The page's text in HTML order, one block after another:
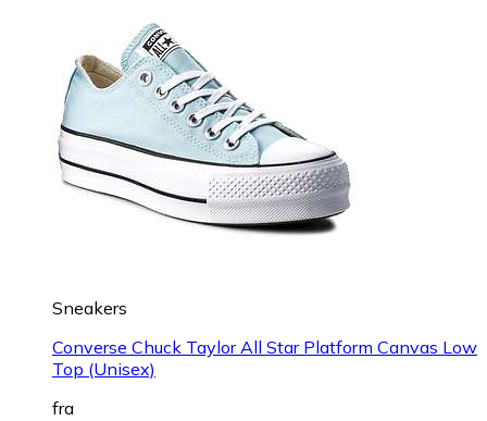
Sneakers
Converse Chuck Taylor All Star Platform Canvas Low
Top (Unisex)
fra